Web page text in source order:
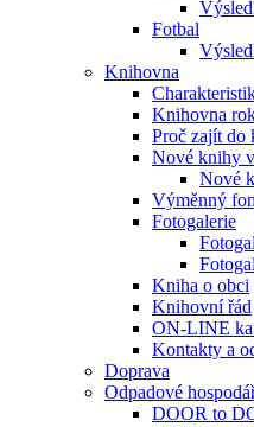
Fotbal
Knihovna
Knihovna
Proč zajít do
Nové knihy
Nové
Výměnný
Fotogalerie
Kniha o obci
Knihovní řád
ON-LINE
Kontakty a
Doprava
Odpadové
DOOR to